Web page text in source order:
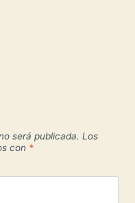
será publicada. Los
con *